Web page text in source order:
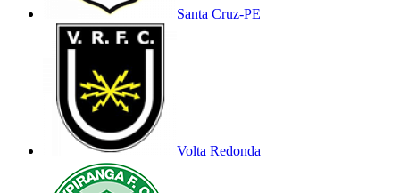
Santa Cruz-PE
Volta Redonda